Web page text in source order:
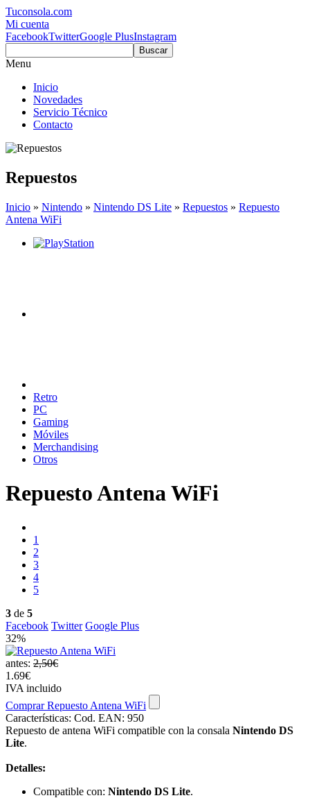
Tuconsola.com
Mi cuenta
FacebookTwitterGoogle PlusInstagram
Buscar
Menu
Inicio
Novedades
Servicio Técnico
Contacto
Repuestos
Inicio » Nintendo » Nintendo DS Lite » Repuestos » Repuesto
Antena WiFi
Retro
PC
Gaming
Móviles
Merchandising
Otros
Repuesto Antena WiFi
1
2
3
4
5
3 de 5
Facebook Twitter Google Plus
32%
antes: 2,50€
1.69€
IVA incluido
Comprar Repuesto Antena WiFi
Características: Cod. EAN: 950
Repuesto de antena WiFi compatible con la consala Nintendo DS
Lite.
Detalles:
Compatible con: Nintendo DS Lite.